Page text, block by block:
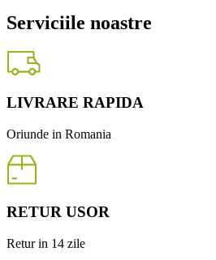
Serviciile noastre
LIVRARE RAPIDA
Oriunde in Romania
RETUR USOR
Retur in 14 zile